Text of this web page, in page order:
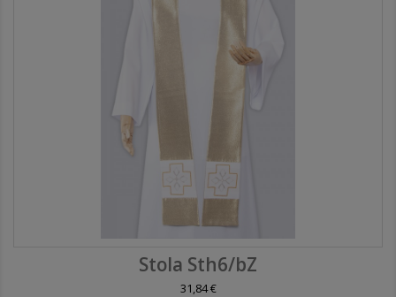
Stola Sth6/bZ
31,84 €